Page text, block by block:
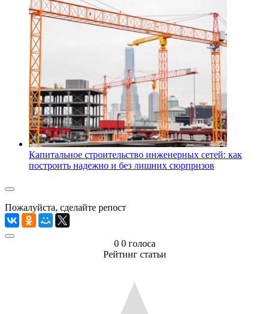
Капитальное строительство инженерных сетей: как
построить надежно и без лишних сюрпризов
Пожалуйста, сделайте репост
0 0 голоса
Рейтинг статьи